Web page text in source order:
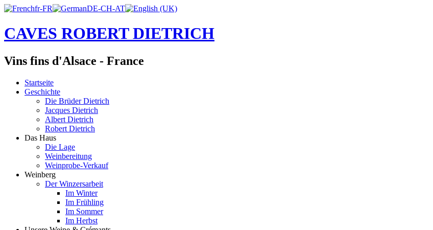
CAVES ROBERT DIETRICH
Vins fins d'Alsace - France
Startseite
Geschichte
Die Brüder Dietrich
Jacques Dietrich
Albert Dietrich
Robert Dietrich
Das Haus
Die Lage
Weinbereitung
Weinprobe-Verkauf
Weinberg
Der Winzersarbeit
Im Winter
Im Frühling
Im Sommer
Im Herbst